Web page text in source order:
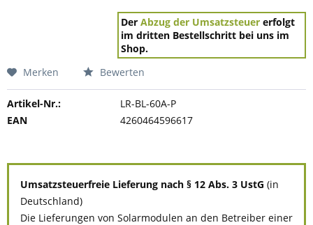
DerAbzug der Umsatzsteuer erfolgt
im dritten Bestellschritt bei uns im
Shop.
Merken
Bewerten
Artikel-Nr.:
LR-BL-60A-P
EAN
4260464596617
Umsatzsteuerfreie Lieferung nach § 12 Abs. 3 UstG (in
Deutschland)
Die Lieferungen von Solarmodulen an den Betreiber einer